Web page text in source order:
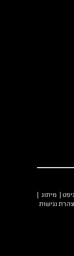
מיתוג
נגישות